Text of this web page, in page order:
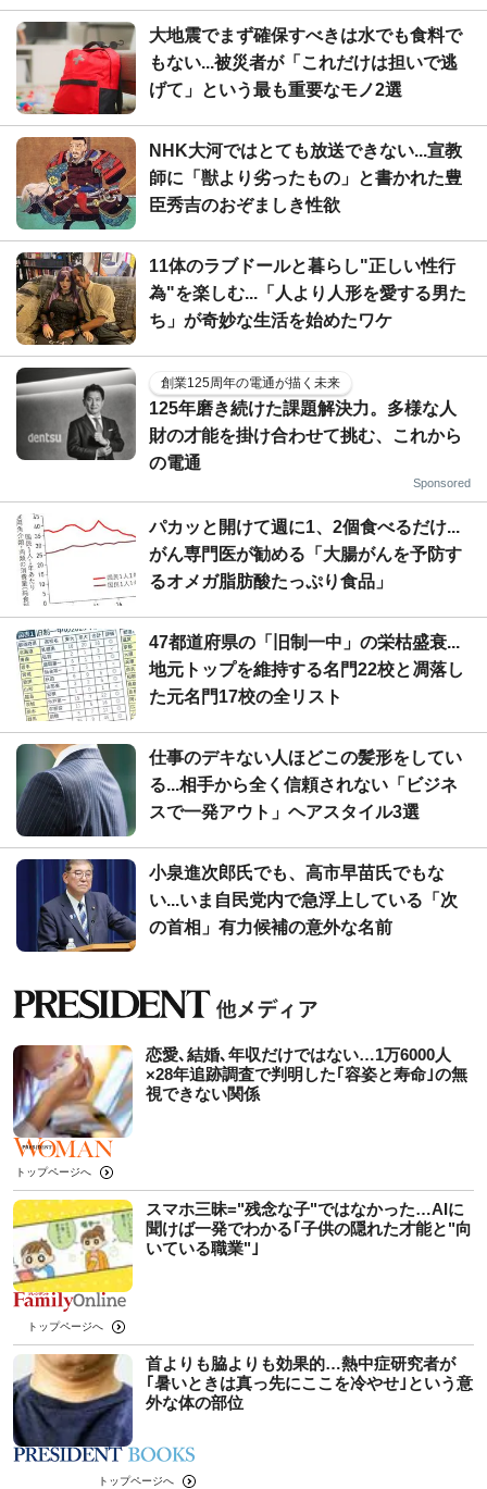
大地震でまず確保すべきは水でも食料で
もない...被災者が「これだけは担いで逃
げて」という最も重要なモノ2選
NHK大河ではとても放送できない...宣教
師に「獣より劣ったもの」と書かれた豊
臣秀吉のおぞましき性欲
11体のラブドールと暮らし"正しい性行
為"を楽しむ...「人より人形を愛する男た
ち」が奇妙な生活を始めたワケ
創業125周年の電通が描く未来
125年磨き続けた課題解決力。多様な人
財の才能を掛け合わせて挑む、これから
の電通
Sponsored
パカッと開けて週に1、2個食べるだけ...
がん専門医が勧める「大腸がんを予防す
るオメガ脂肪酸たっぷり食品」
47都道府県の「旧制一中」の栄枯盛衰...
地元トップを維持する名門22校と凋落し
た元名門17校の全リスト
仕事のデキない人ほどこの髪形をしてい
る...相手から全く信頼されない「ビジネ
スで一発アウト」ヘアスタイル3選
小泉進次郎氏でも、高市早苗氏でもな
い...いま自民党内で急浮上している「次
の首相」有力候補の意外な名前
恋愛､結婚､年収だけではない…1万6000人
×28年追跡調査で判明した｢容姿と寿命｣の無
視できない関係
トップページへ
スマホ三昧="残念な子"ではなかった…AIに
聞けば一発でわかる｢子供の隠れた才能と"向
いている職業"｣
トップページへ
首よりも脇よりも効果的…熱中症研究者が
｢暑いときは真っ先にここを冷やせ｣という意
外な体の部位
トップページへ